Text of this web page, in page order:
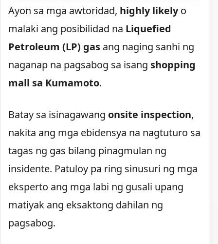
Ayon sa mga awtoridad, highly likelyo
malaki ang posibilidad na Liquefied
Petroleum (LP) gas ang naging sanhi ng
naganap na pagsabog sa isang shopping
mall sa Kumamoto.
Batay sa isinagawang onsite inspection,
nakita ang mga ebidensya na nagtuturo sa
tagas ng gas bilang pinagmulan ng
insidente. Patuloy pa ring sinusuri ng mga
eksperto ang mga labi ng gusali upang
matiyak ang eksaktong dahilan ng
pagsabog.